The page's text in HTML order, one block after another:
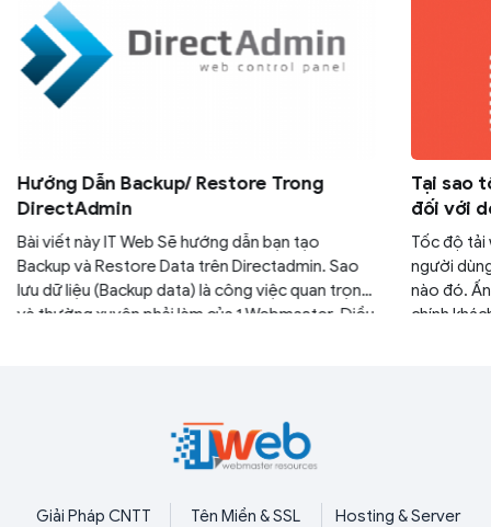
Hướng Dẫn Backup/ Restore Trong
DirectAdmin
Bài viết này IT Web Sẽ hướng dẫn bạn tạo
Backup và Restore Data trên Directadmin. Sao
lưu dữ liệu (Backup data) là công việc quan trọng
và thường xuyên phải làm của 1 Webmaster. Điều
Tại sao
đối với
Tốc độ tải
người
nào đó.
chính
Giải Pháp CNTT Tên Miền & SSL Hosting & Server